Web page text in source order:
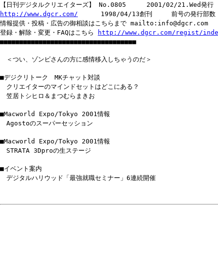
【日刊デジタルクリエイターズ】 No.0805 2001/02/21.Wed発行
http://www.dgcr.com/ 1998/04/13創刊 前号の発行部数
情報提供・投稿・広告の御相談はこちらまで mailto:info@dgcr.com
登録・解除・変更・FAQはこちら
http://www.dgcr.com/regist/
■■■■■■■■■■■■■■■■■■■■■■■■■■■■■■■■■■■
＜つい、ゾンビさんの方に感情移入しちゃうのだ＞
■デジクリトーク MKチャット対談
クリエイターのマインドセットはどこにある？
笠居トシヒロ＆まつむらまきお
■Macworld Expo/Tokyo 2001情報
Agostoのスーパーセッション
■Macworld Expo/Tokyo 2001情報
STRATA 3Dproの生ステージ
■イベント案内
デジタルハリウッド「最強就職セミナー」6連続開催